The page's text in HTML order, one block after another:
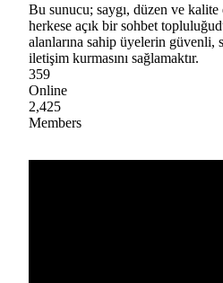
Bu sunucu; saygı, düzen ve kalite
herkese açık bir sohbet
alanlarına sahip üyelerin
iletişim kurmasını sağlamaktır.
359
Online
2,425
Members